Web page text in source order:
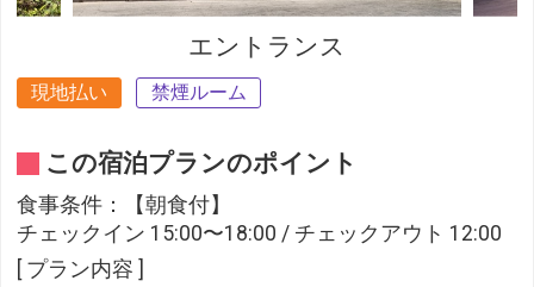
エントランス
現地払い 禁煙ルーム
この宿泊プランのポイント
食事条件：【朝食付】
チェックイン 15:00〜18:00 / チェックアウト 12:00
[ プラン内容 ]